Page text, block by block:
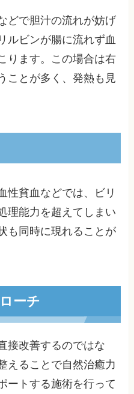
どで胆汁の流れが妨げ
ルビンが腸に流れず血
ります。この場合は右
ことが多く、発熱も見
性貧血などでは、ビリ
理能力を超えてしまい
も同時に現れることが
ーチ
接改善するのではな
えることで自然治癒力
ートする施術を行って